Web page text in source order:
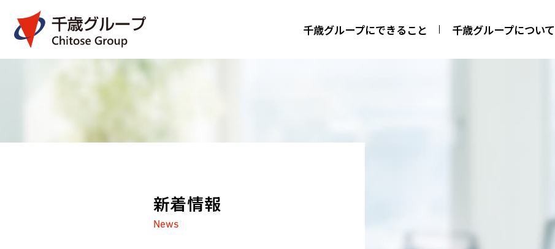
千歳グループにできること 千歳グループについて
新着情報
News